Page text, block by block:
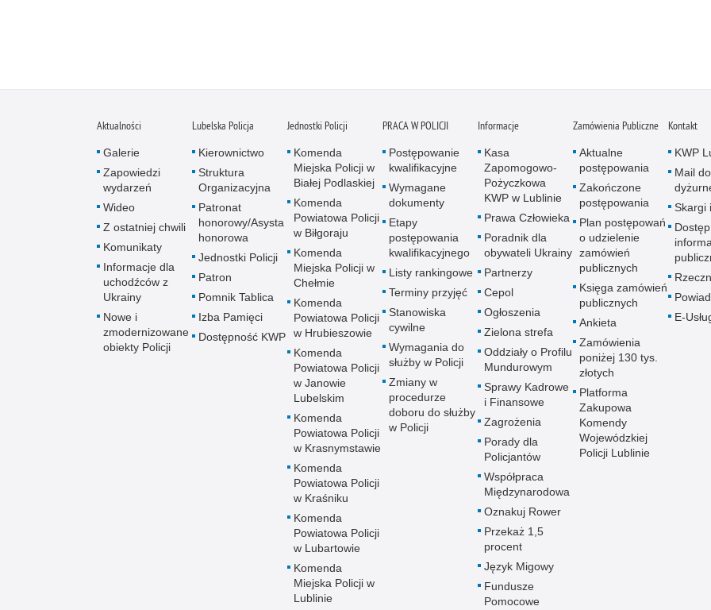
Aktualności
Galerie
Zapowiedzi
wydarzeń
Wideo
Z ostatniej chwili
Komunikaty
Informacje dla
uchodźców z
Ukrainy
Nowe i
zmodernizowane
obiekty Policji
Lubelska Policja
Kierownictwo
Struktura
Organizacyjna
Patronat
honorowy/Asysta
honorowa
Jednostki Policji
Patron
Pomnik Tablica
Izba Pamięci
Dostępność KWP
Jednostki Policji
Komenda
Miejska Policji w
Białej Podlaskiej
Komenda
Powiatowa Policji
w Biłgoraju
Komenda
Miejska Policji w
Chełmie
Komenda
Powiatowa Policji
w Hrubieszowie
Komenda
Powiatowa Policji
w Janowie
Lubelskim
Komenda
Powiatowa Policji
w Krasnymstawie
Komenda
Powiatowa Policji
w Kraśniku
Komenda
Powiatowa Policji
w Lubartowie
Komenda
Miejska Policji w
Lublinie
PRACA W POLICJI
Postępowanie
kwalifikacyjne
Wymagane
dokumenty
Etapy
postępowania
kwalifikacyjnego
Listy rankingowe
Terminy przyjęć
Stanowiska
cywilne
Wymagania do
służby w Policji
Zmiany w
procedurze
doboru do służby
w Policji
Informacje
Kasa
Zapomogowo-
Pożyczkowa
KWP w Lublinie
Prawa Człowieka
Poradnik dla
obywateli Ukrainy
Partnerzy
Cepol
Ogłoszenia
Zielona strefa
Oddziały o Profilu
Mundurowym
Sprawy Kadrowe
i Finansowe
Zagrożenia
Porady dla
Policjantów
Współpraca
Międzynarodowa
Oznakuj Rower
Przekaż 1,5
procent
Język Migowy
Fundusze
Pomocowe
Zamówienia Publiczne
Aktualne
postępowania
Zakończone
postępowania
Plan postępowań
o udzielenie
zamówień
publicznych
Księga zamówień
publicznych
Ankieta
Zamówienia
poniżej 130 tys.
złotych
Platforma
Zakupowa
Komendy
Wojewódzkiej
Policji Lublinie
Kontakt
KWP
Mail do
Skargi
E-